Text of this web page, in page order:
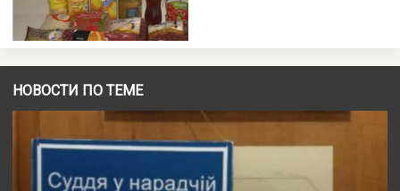
НОВОСТИ ПО ТЕМЕ